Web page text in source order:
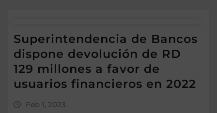
Superintendencia de Bancos
dispone devolución de RD
129 millones a favor de
usuarios financieros en 2022
Feb 1, 2023